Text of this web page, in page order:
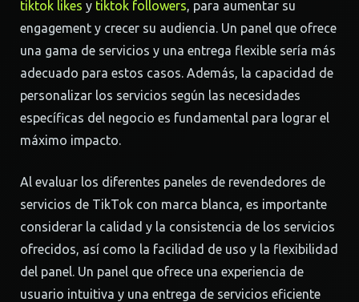
tiktok likes y tiktok followers, para aumentar su
engagement y crecer su audiencia. Un panel que ofrece
una gama de servicios y una entrega flexible sería más
adecuado para estos casos. Además, la capacidad de
personalizar los servicios según las necesidades
específicas del negocio es fundamental para lograr el
máximo impacto.
Al evaluar los diferentes paneles de revendedores de
servicios de TikTok con marca blanca, es importante
considerar la calidad y la consistencia de los servicios
ofrecidos, así como la facilidad de uso y la flexibilidad
del panel. Un panel que ofrece una experiencia de
usuario intuitiva y una entrega de servicios eficiente